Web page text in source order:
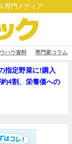
専門メディア
ハウ資料 専門家コラム
指定野菜に!購入
4割、栄養価への